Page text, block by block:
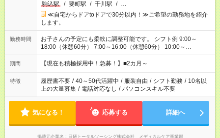
駒込駅
/ 要町駅 / 千川駅 / …
≪自宅からドアtoドアで30分以内！≫ご希望の勤務地を紹介
します。
勤務時間
お子さんの予定にも柔軟に調整可能です。 シフト例 9:00～
18:00（休憩60分） 7:00～16:00（休憩60分） 10:00～
19:00（休憩60分） ※Wワーク希望の方へ 今ご覧のお仕事で希
望する勤務時間と、もう1つのお仕事の勤務時間の合計が 週40
期間 【現在も積極採用中！急募！】■2カ月～
特徴 履歴書不要 / 40～50代活躍中 / 服装自由 / シフト勤務 / 10名以
上の大量募集 / 電話対応なし / パソコンスキル不要
気になる！ 応募する 詳細へ
掲載元企業名 日研トータルソーシング株式会社 メディカルケア事業部